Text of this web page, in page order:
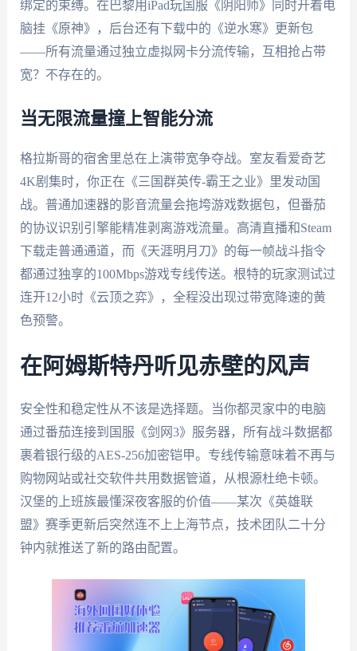
绑定的束缚。在巴黎用iPad玩国服《阴阳师》同时开着电
脑挂《原神》，后台还有下载中的《逆水寒》更新包
——所有流量通过独立虚拟网卡分流传输，互相抢占带
宽？不存在的。
当无限流量撞上智能分流
格拉斯哥的宿舍里总在上演带宽争夺战。室友看爱奇艺
4K剧集时，你正在《三国群英传-霸王之业》里发动国
战。普通加速器的影音流量会拖垮游戏数据包，但番茄
的协议识别引擎能精准剥离游戏流量。高清直播和Steam
下载走普通通道，而《天涯明月刀》的每一帧战斗指令
都通过独享的100Mbps游戏专线传送。根特的玩家测试过
连开12小时《云顶之弈》，全程没出现过带宽降速的黄
色预警。
在阿姆斯特丹听见赤壁的风声
安全性和稳定性从不该是选择题。当你都灵家中的电脑
通过番茄连接到国服《剑网3》服务器，所有战斗数据都
裹着银行级的AES-256加密铠甲。专线传输意味着不再与
购物网站或社交软件共用数据管道，从根源杜绝卡顿。
汉堡的上班族最懂深夜客服的价值——某次《英雄联
盟》赛季更新后突然连不上上海节点，技术团队二十分
钟内就推送了新的路由配置。